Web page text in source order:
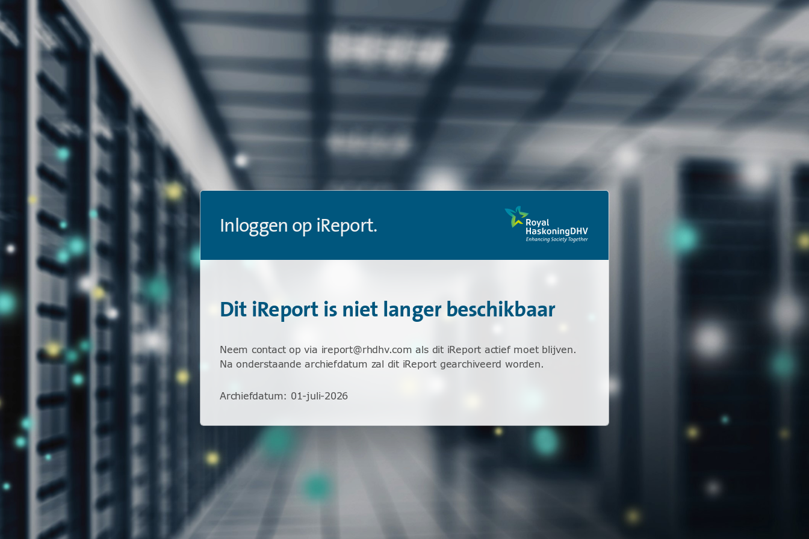
Inloggen op iReport.
Dit iReport is niet langer beschikbaar
Neem contact op via ireport@rhdhv.com als dit iReport actief moet blijven.
Na onderstaande archiefdatum zal dit iReport gearchiveerd worden.
Archiefdatum: 01-juli-2026